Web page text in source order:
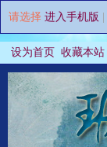
请选择 进入手机版
设为首页 收藏本站